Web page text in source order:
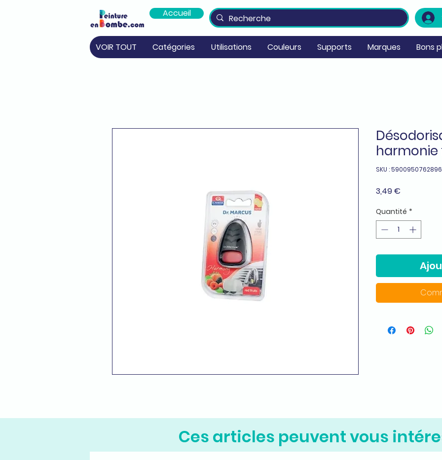
Accueil
VOIR TOUT Catégories Utilisations Couleurs Supports Marques Bons
harmonie
SKU : 5900950762896
3,49 €
Quantité *
Ces articles peuvent vous